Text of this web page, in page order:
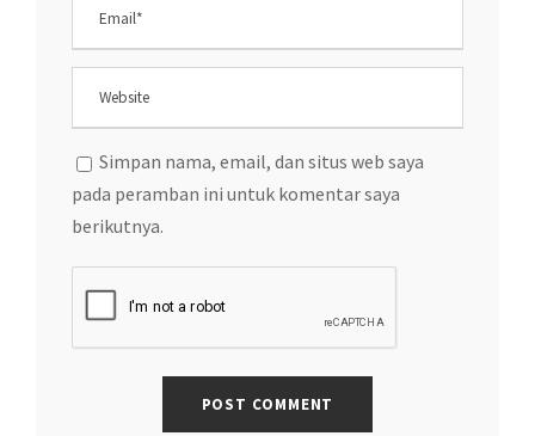
Simpan nama, email, dan situs web saya
pada peramban ini untuk komentar saya
berikutnya.